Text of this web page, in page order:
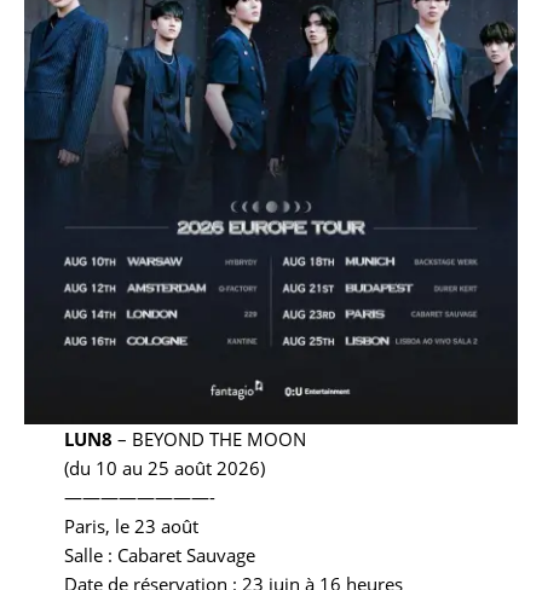
LUN8 – BEYOND THE MOON
(du 10 au 25 août 2026)
————————-
Paris, le 23 août
Salle : Cabaret Sauvage
Date de réservation : 23 juin à 16 heures